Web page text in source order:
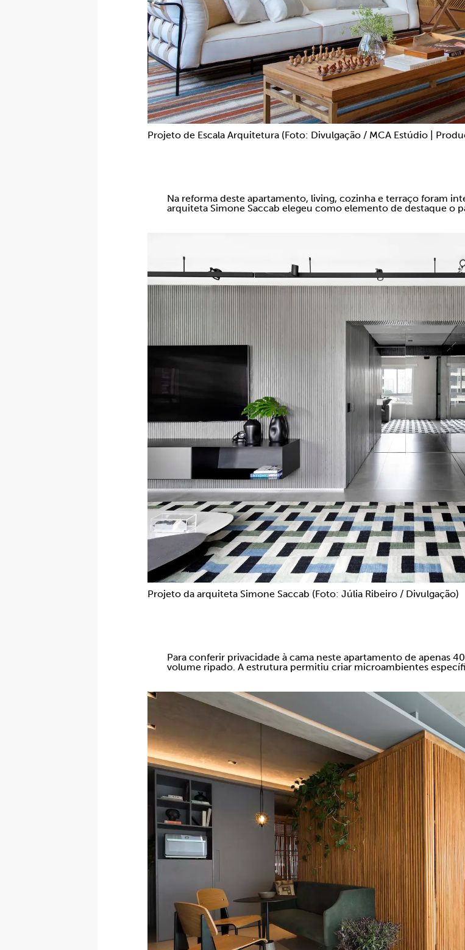
Projeto de Escala Arquitetura (Foto: Divulgação / MCA Estúdio |
Na reforma deste apartamento, living, cozinha e terraço foram
arquiteta Simone Saccab elegeu como elemento de destaque o
Projeto da arquiteta Simone Saccab (Foto: Júlia Ribeiro / Divulgação)
Para conferir privacidade à cama neste apartamento de apenas
volume ripado. A estrutura permitiu criar microambientes